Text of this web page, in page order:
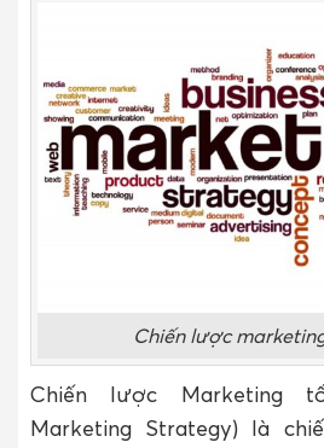
Chiến lược
Chiến lược Marketing
Marketing Strategy) là